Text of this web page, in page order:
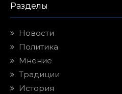
Разделы
Новости
Политика
Мнение
Традиции
История